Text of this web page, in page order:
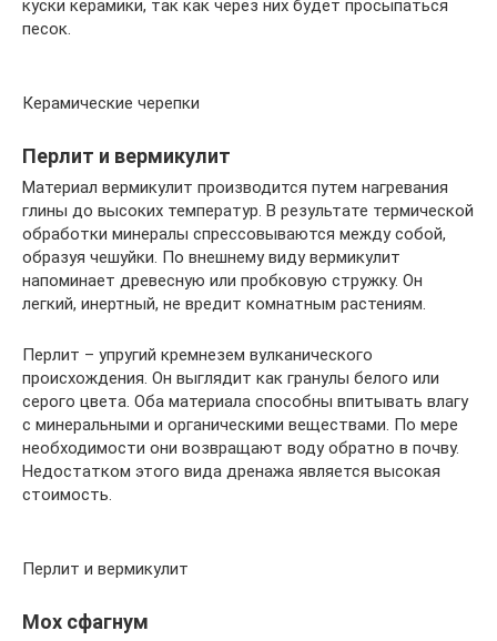
куски керамики, так как через них будет просыпаться
песок.
Керамические черепки
Перлит и вермикулит
Материал вермикулит производится путем нагревания
глины до высоких температур. В результате термической
обработки минералы спрессовываются между собой,
образуя чешуйки. По внешнему виду вермикулит
напоминает древесную или пробковую стружку. Он
легкий, инертный, не вредит комнатным растениям.
Перлит – упругий кремнезем вулканического
происхождения. Он выглядит как гранулы белого или
серого цвета. Оба материала способны впитывать влагу
с минеральными и органическими веществами. По мере
необходимости они возвращают воду обратно в почву.
Недостатком этого вида дренажа является высокая
стоимость.
Перлит и вермикулит
Мох сфагнум